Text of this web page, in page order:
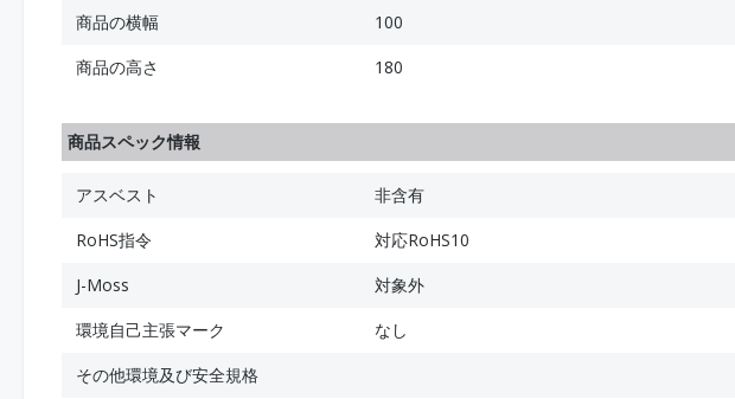
商品の横幅
100
商品の高さ
180
商品スペック情報
アスベスト
非含有
RoHS指令
対応RoHS10
J-Moss
対象外
環境自己主張マーク
なし
その他環境及び安全規格